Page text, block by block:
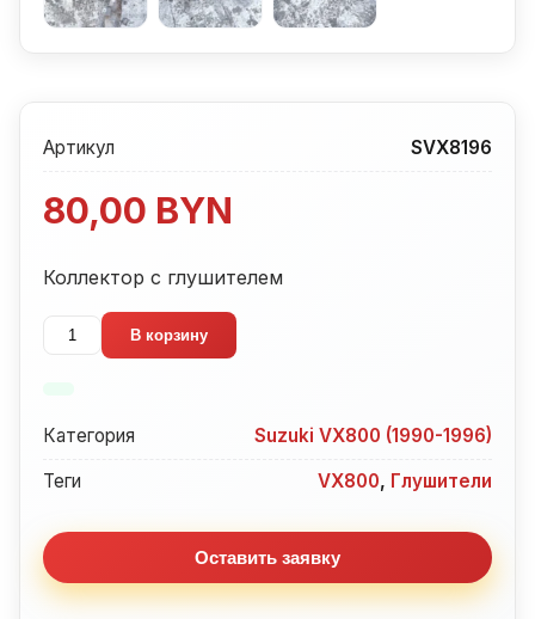
Артикул SVX8196
80,00 BYN
Коллектор с глушителем
Количество
товара
глушителем
Suzuki
(1990-
1996)
В корзину
Категория
Suzuki VX800 (1990-1996)
Теги
VX800, Глушители
Оставить заявку